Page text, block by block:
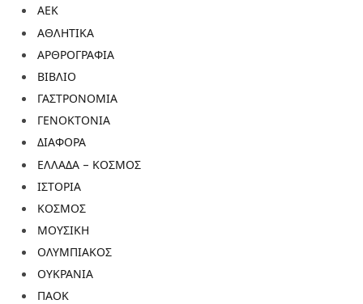
ΑΕΚ
ΑΘΛΗΤΙΚΑ
ΑΡΘΡΟΓΡΑΦΙΑ
ΒΙΒΛΙΟ
ΓΑΣΤΡΟΝΟΜΙΑ
ΓΕΝΟΚΤΟΝΙΑ
ΔΙΑΦΟΡΑ
ΕΛΛΑΔΑ – ΚΟΣΜΟΣ
ΙΣΤΟΡΙΑ
ΚΟΣΜΟΣ
ΜΟΥΣΙΚΗ
ΟΛΥΜΠΙΑΚΟΣ
ΟΥΚΡΑΝΙΑ
ΠΑΟΚ